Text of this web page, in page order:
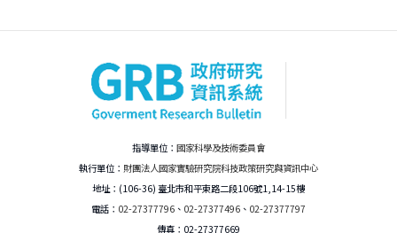
指導單位： 國家科學及技術委員會
執行單位： 財團法人國家實驗研究院科技政策研究與資訊中心
地址：(106-36) 臺北市和平東路二段106號1,14-15樓
電話： 02-27377796 、 02-27377496 、 02-27377797
傳真：02-27377669